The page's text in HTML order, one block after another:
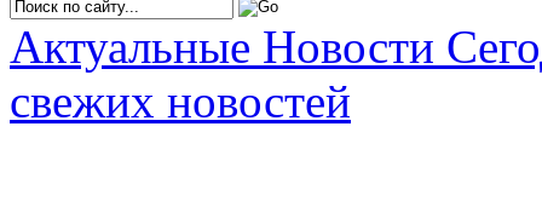
Актуальные Новости
свежих новостей